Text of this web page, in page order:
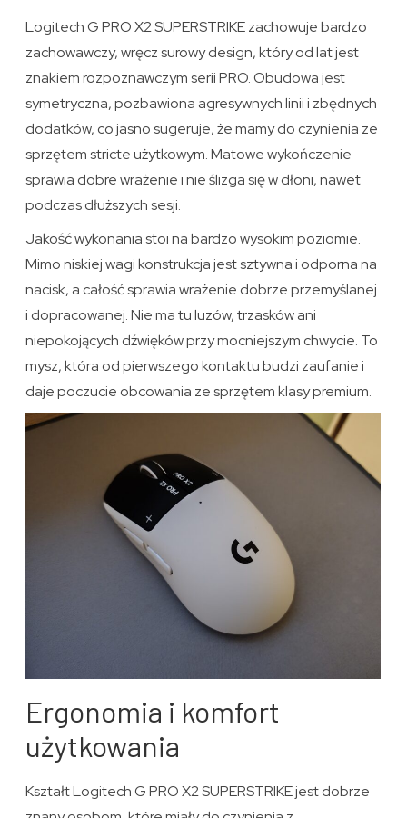
Logitech G PRO X2 SUPERSTRIKE zachowuje bardzo
zachowawczy, wręcz surowy design, który od lat jest
znakiem rozpoznawczym serii PRO. Obudowa jest
symetryczna, pozbawiona agresywnych linii i zbędnych
dodatków, co jasno sugeruje, że mamy do czynienia ze
sprzętem stricte użytkowym. Matowe wykończenie
sprawia dobre wrażenie i nie ślizga się w dłoni, nawet
podczas dłuższych sesji.
Jakość wykonania stoi na bardzo wysokim poziomie.
Mimo niskiej wagi konstrukcja jest sztywna i odporna na
nacisk, a całość sprawia wrażenie dobrze przemyślanej
i dopracowanej. Nie ma tu luzów, trzasków ani
niepokojących dźwięków przy mocniejszym chwycie. To
mysz, która od pierwszego kontaktu budzi zaufanie i
daje poczucie obcowania ze sprzętem klasy premium.
Ergonomia i komfort
użytkowania
Kształt Logitech G PRO X2 SUPERSTRIKE jest dobrze